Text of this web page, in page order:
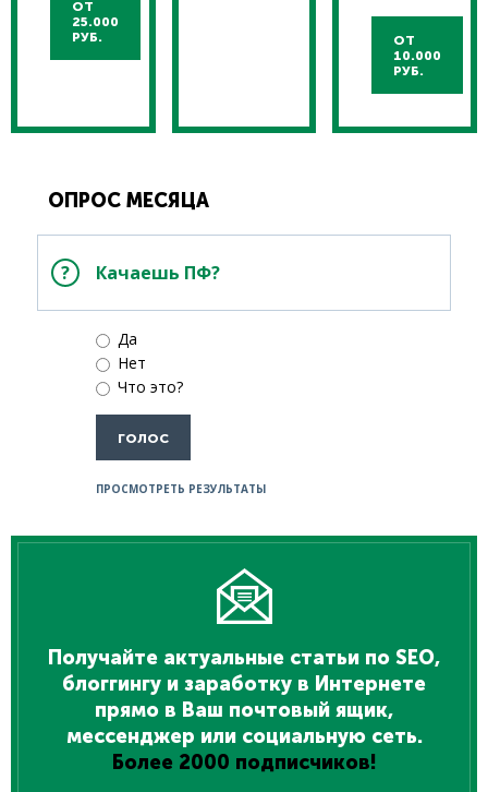
ОТ
25.000
РУБ.
ОТ
10.000
РУБ.
ОПРОС МЕСЯЦА
Качаешь ПФ?
Да
Нет
Что это?
ПРОСМОТРЕТЬ РЕЗУЛЬТАТЫ
Получайте актуальные статьи по SEO,
блоггингу и заработку в Интернете
прямо в Ваш почтовый ящик,
мессенджер или социальную сеть.
Более 2000 подписчиков!